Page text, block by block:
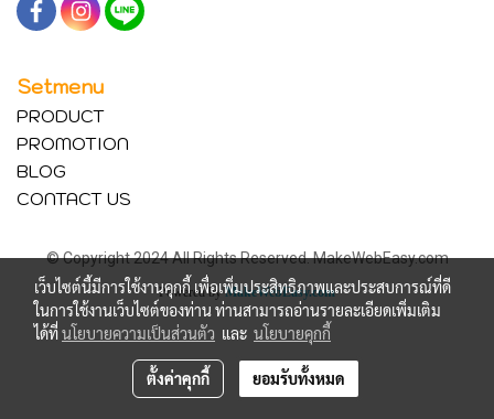
Setmenu
PRODUCT
PROMOTION
BLOG
CONTACT US
© Copyright 2024 All Rights Reserved. MakeWebEasy.com
Powered byMakeWebEasy.com
เว็บไซต์นี้มีการใช้งานคุกกี้ เพื่อเพิ่มประสิทธิภาพและประสบการณ์ที่ดี
ในการใช้งานเว็บไซต์ของท่าน ท่านสามารถอ่านรายละเอียดเพิ่มเติม
ได้ที่นโยบายความเป็นส่วนตัว และ นโยบายคุกกี้
ตั้งค่าคุกกี้ ยอมรับทั้งหมด